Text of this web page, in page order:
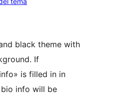
black theme with
If
is filled in in
bio info will be